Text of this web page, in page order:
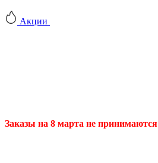
Акции
Заказы на 8 марта не принимаются